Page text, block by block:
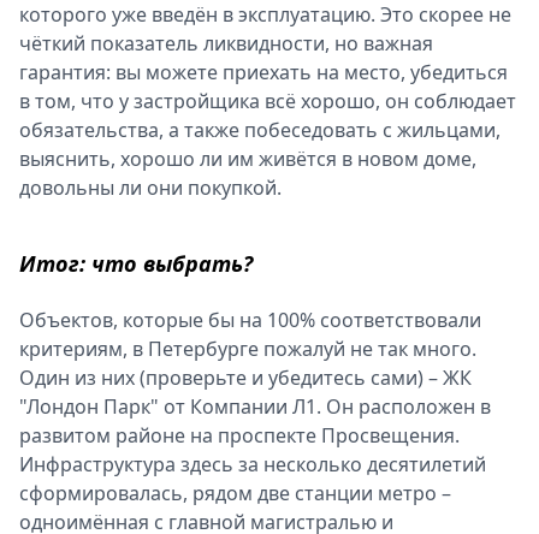
которого уже введён в эксплуатацию. Это скорее не
чёткий показатель ликвидности, но важная
гарантия: вы можете приехать на место, убедиться
в том, что у застройщика всё хорошо, он соблюдает
обязательства, а также побеседовать с жильцами,
выяснить, хорошо ли им живётся в новом доме,
довольны ли они покупкой.
Итог: что выбрать?
Объектов, которые бы на 100% соответствовали
критериям, в Петербурге пожалуй не так много.
Один из них (проверьте и убедитесь сами) – ЖК
"Лондон Парк" от Компании Л1. Он расположен в
развитом районе на проспекте Просвещения.
Инфраструктура здесь за несколько десятилетий
сформировалась, рядом две станции метро –
одноимённая с главной магистралью и